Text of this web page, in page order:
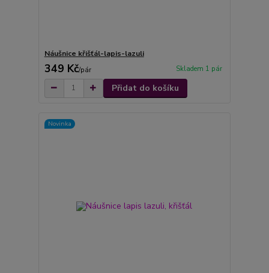
Náušnice křišťál-lapis-lazuli
349 Kč/pár Skladem 1 pár
Přidat do košíku
Novinka